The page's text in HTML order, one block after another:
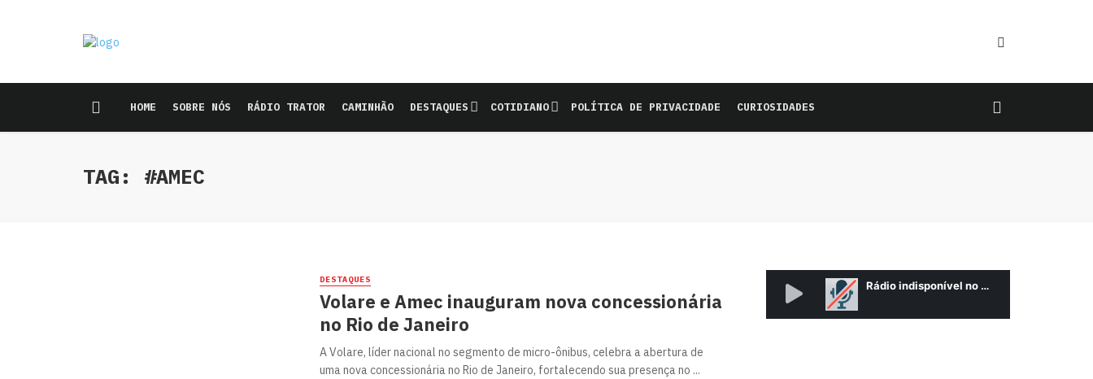
HOME SOBRE NÓS RÁDIO TRATOR CAMINHÃO DESTAQUES COTIDIANO POLÍTICA DE PRIVACIDADE CURIOSIDADES
TAG: #AMEC
DESTAQUES
Volare e Amec inauguram nova concessionária
no Rio de Janeiro
A Volare, líder nacional no segmento de micro-ônibus, celebra a abertura de
uma nova concessionária no Rio de Janeiro, fortalecendo sua presença no ...